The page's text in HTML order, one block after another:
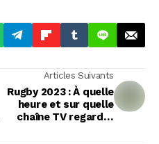
Articles Suivants
Rugby 2023 : À quelle
heure et sur quelle
chaîne TV regarder